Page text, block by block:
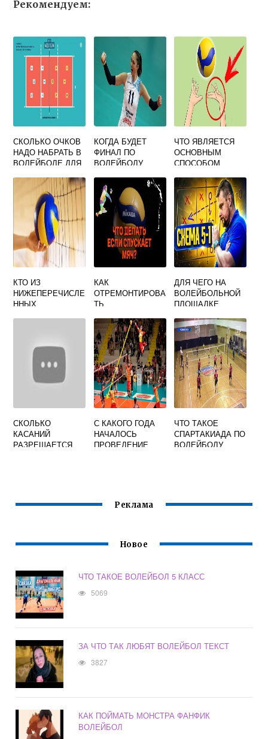
Рекомендуем:
СКОЛЬКО ОЧКОВ
НАДО НАБРАТЬ В
ВОЛЕЙБОЛЕ ДЛЯ
КОГДА БУДЕТ
ФИНАЛ ПО
ВОЛЕЙБОЛУ
ЧТО ЯВЛЯЕТСЯ
ОСНОВНЫМ
СПОСОБОМ
ПЕРЕДАЧИ МЯЧА
В ВОЛЕЙБОЛЕ
КТО ИЗ
НИЖЕПЕРЕЧИСЛЕ
ННЫХ
ЯВЛЯЕТСЯ
РОДОНАЧАЛЬНИК
ОМ ИГРЫ В
ВОЛЕЙБОЛ
КАК
ОТРЕМОНТИРОВА
ТЬ
МЯЧ СПУСКАЕТ
НИППЕЛЬ
ДЛЯ ЧЕГО НА
ВОЛЕЙБОЛЬНОЙ
ПЛОЩАДКЕ
ЛИНИЯ
НАПАДЕНИЯ
СКОЛЬКО
КАСАНИЙ
РАЗРЕШАЕТСЯ
ОТВЕТ
С КАКОГО ГОДА
НАЧАЛОСЬ
ПРОВЕДЕНИЕ
ЧТО ТАКОЕ
СПАРТАКИАДА ПО
ВОЛЕЙБОЛУ
Реклама
Новое
ЧТО ТАКОЕ ВОЛЕЙБОЛ 5 КЛАСС
5069
ЗА ЧТО ТАК ЛЮБЯТ ВОЛЕЙБОЛ ТЕКСТ
3827
КАК ПОЙМАТЬ МОНСТРА ФАНФИК
ВОЛЕЙБОЛ